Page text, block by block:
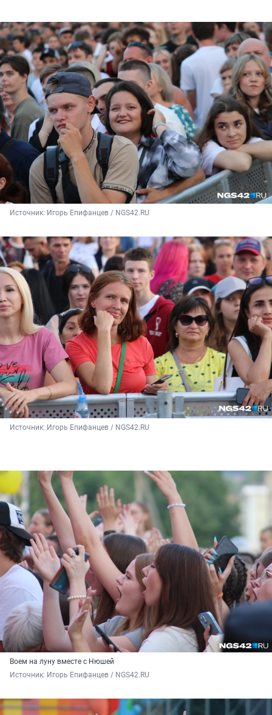
Источник: Игорь Епифанцев / NGS42.RU
Источник: Игорь Епифанцев / NGS42.RU
Воем на луну вместе с Нюшей
Источник: Игорь Епифанцев / NGS42.RU